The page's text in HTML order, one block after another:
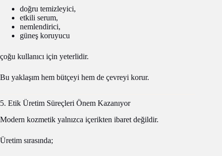
doğru temizleyici,
etkili serum,
nemlendirici,
güneş koruyucu
çoğu kullanıcı için yeterlidir.
Bu yaklaşım hem bütçeyi hem de çevreyi korur.
5. Etik Üretim Süreçleri Önem Kazanıyor
Modern kozmetik yalnızca içerikten ibaret değildir.
Üretim sırasında;